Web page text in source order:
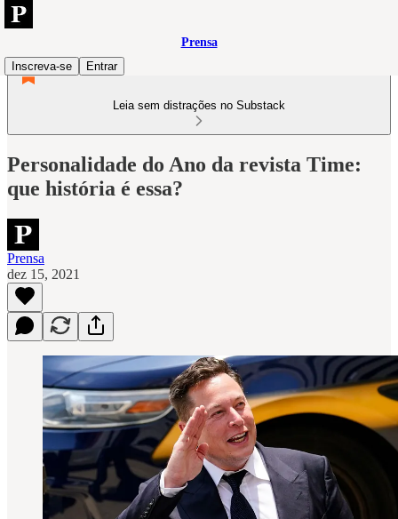
Prensa
Inscreva-se
Entrar
Leia sem distrações no Substack
Personalidade do Ano da revista Time:
que história é essa?
Prensa
dez 15, 2021